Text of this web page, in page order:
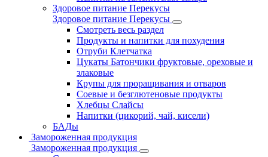
Здоровое питание Перекусы
Здоровое питание Перекусы
Смотреть весь раздел
Продукты и напитки для похудения
Отруби Клетчатка
Цукаты Батончики фруктовые, ореховые и
злаковые
Крупы для проращивания и отваров
Соевые и безглютеновые продукты
Хлебцы Слайсы
Напитки (цикорий, чай, кисели)
БАДы
Замороженная продукция
Замороженная продукция